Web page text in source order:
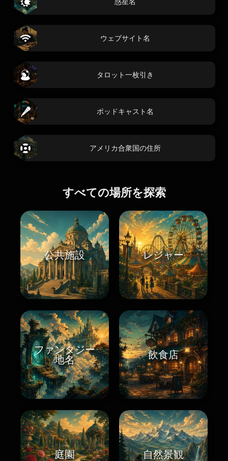
ウェブサイト名
タロット一枚引き
ポッドキャスト名
アメリカ合衆国の住所
すべての場所を探索
公共施設 レジャー
ファンタジー
地名
飲食店
庭園 自然景観